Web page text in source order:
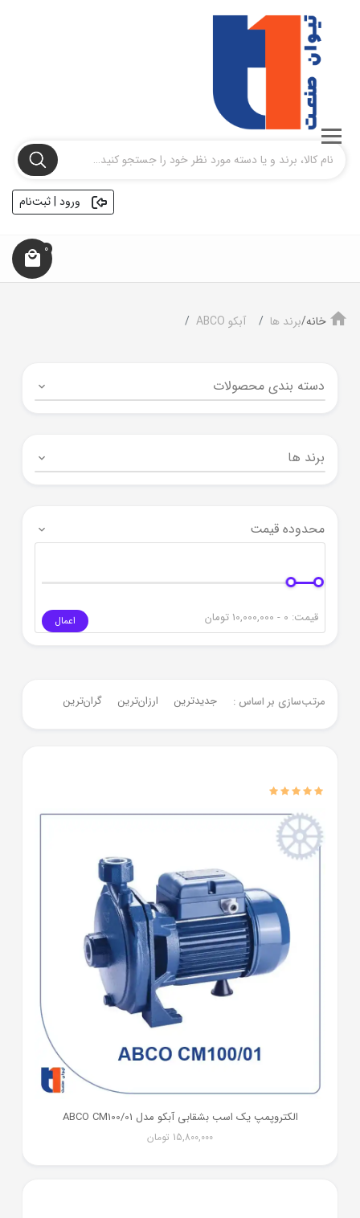
ورود | ثبت‌نام
0
خانه/برند ها آبکو ABCO
دسته بندی محصولات
برند ها
محدوده قیمت
قیمت: 0 - 10,000,000 تومان اعمال
مرتب‌سازی بر اساس : جدیدترین ارزان‌ترین گران‌ترین
الکتروپمپ یک اسب بشقابی آبکو مدل ABCO CM100/01
15,800,000 تومان